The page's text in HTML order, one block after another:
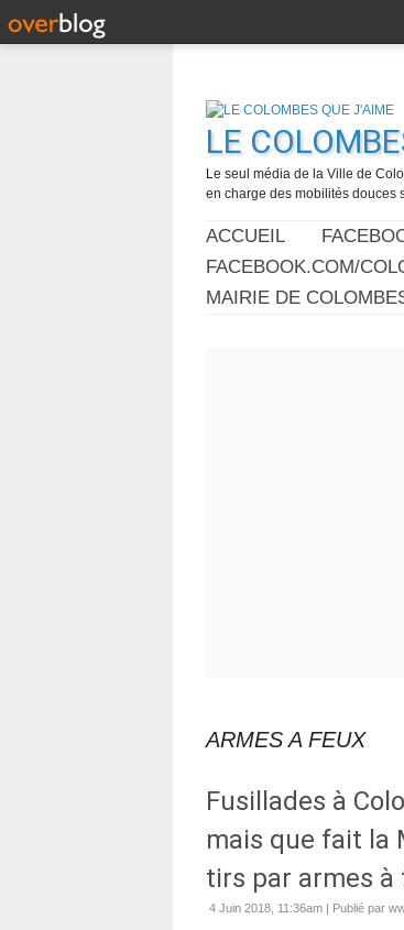
LE
Le seul média de la Ville de
en charge des mobilités douces
ACCUEIL
FACEBOOK.COM/
MAIRIE DE
ARMES A FEUX
Fusillades à
mais que fait la
tirs par armes à
4 Juin 2018, 11:36am | Publié par